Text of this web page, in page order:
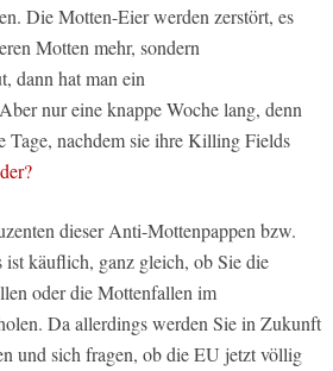
Die Motten-Eier werden zerstört, es
Motten mehr, sondern
dann hat man ein
nur eine knappe Woche lang, denn
Tage, nachdem sie ihre Killing Fields
dieser Anti-Mottenpappen bzw.
käuflich, ganz gleich, ob Sie die
oder die Mottenfallen im
Da allerdings werden Sie in Zukunft
und sich fragen, ob die EU jetzt völlig